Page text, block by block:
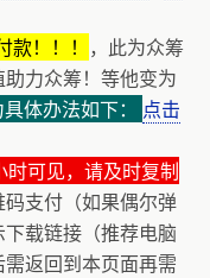
！！！ ，此为众筹
力众筹！等他变为
体办法如下： 点击
时可见，请及时复制
支付（如果偶尔弹
载链接（推荐电脑
返回到本页面再需